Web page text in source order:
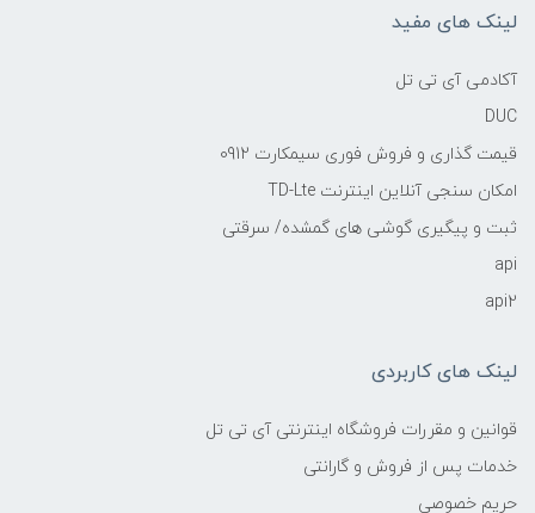
لینک های مفید
آکادمی آی تی تل
DUC
قیمت گذاری و فروش فوری سیمکارت 0912
امکان سنجی آنلاین اینترنت TD-Lte
ثبت و پیگیری گوشی های گمشده/ سرقتی
api
api2
لینک های کاربردی
قوانین و مقررات فروشگاه اینترنتی آی تی تل
خدمات پس از فروش و گارانتی
حریم خصوصی